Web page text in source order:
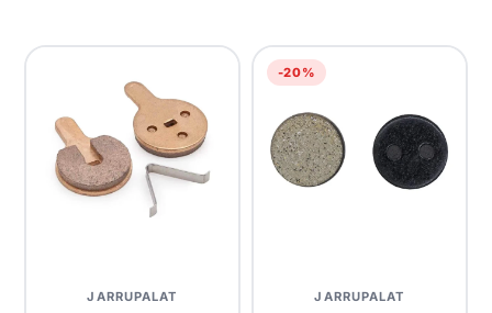
JARRUPALAT
-20%
JARRUPALAT